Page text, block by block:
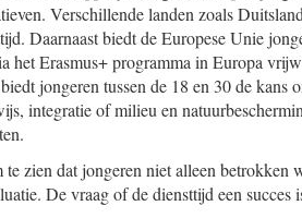
Verschillende landen zoals
Daarnaast biedt de Europese Unie
het Erasmus+ programma in Europa
jongeren tussen de 18 en 30 de kans
integratie of milieu en
zien dat jongeren niet alleen
De vraag of de diensttijd een